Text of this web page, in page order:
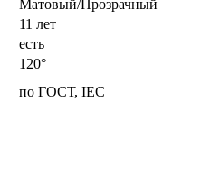
Матовый/Прозрачный
11 лет
есть
120°
по ГОСТ, IEC